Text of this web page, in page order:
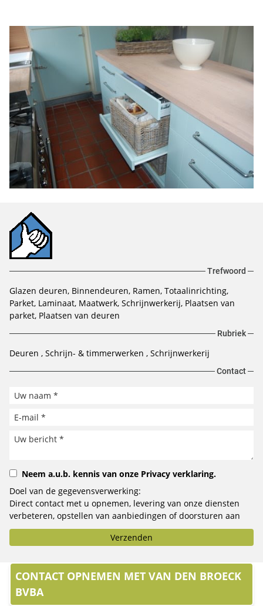
Trefwoord
Glazen deuren, Binnendeuren, Ramen, Totaalinrichting,
Parket, Laminaat, Maatwerk, Schrijnwerkerij, Plaatsen van
parket, Plaatsen van deuren
Rubriek
Deuren Schrijn- & timmerwerken Schrijnwerkerij
Contact
Neem a.u.b. kennis van onze Privacy verklaring.
Doel van de gegevensverwerking:
Direct contact met u opnemen, levering van onze diensten
verbeteren, opstellen van aanbiedingen of doorsturen aan
het door u geselecteerde bedrijf.
Verzenden
CONTACT OPNEMEN MET VAN DEN BROECK
BVBA